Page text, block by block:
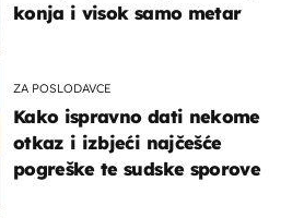
konja i visok samo metar
ZA POSLODAVCE
Kako ispravno dati nekome
otkaz i izbjeći najčešće
pogreške te sudske sporove